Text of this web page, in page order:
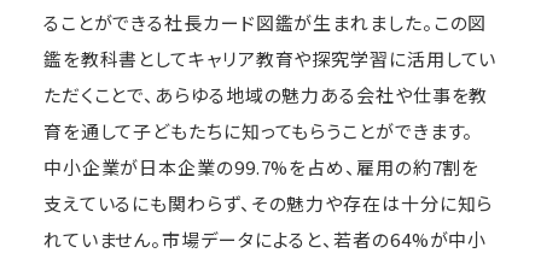
ることができる社長カード図鑑が生まれました。この図
鑑を教科書としてキャリア教育や探究学習に活用してい
ただくことで、あらゆる地域の魅力ある会社や仕事を教
育を通して子どもたちに知ってもらうことができます。
中小企業が日本企業の99.7%を占め、雇用の約7割を
支えているにも関わらず、その魅力や存在は十分に知ら
れていません。市場データによると、若者の64%が中小